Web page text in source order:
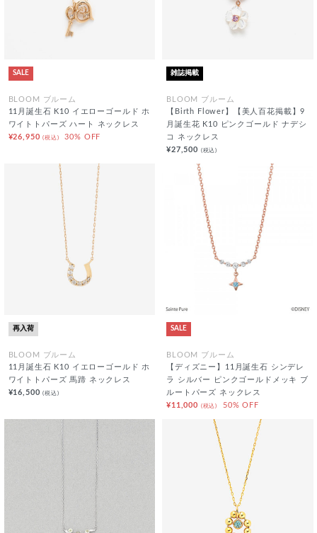
SALE
BLOOM ブルーム
11月誕生石 K10 イエローゴールド ホ
ワイトトパーズ ハート ネックレス
¥26,950(税込) 30% OFF
雑誌掲載
BLOOM ブルーム
【Birth Flower】【美人百花掲載】9
月誕生花 K10 ピンクゴールド ナデシ
コ ネックレス
¥27,500 (税込)
再入荷
BLOOM ブルーム
11月誕生石 K10 イエローゴールド ホ
ワイトトパーズ 馬蹄 ネックレス
¥16,500(税込)
SALE
BLOOM ブルーム
【ディズニー】11月誕生石 シンデレ
ラ シルバー ピンクゴールドメッキ ブ
ルートパーズ ネックレス
¥11,000 (税込) 50% OFF